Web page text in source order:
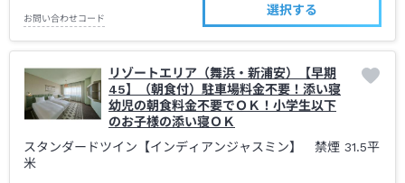
お問い合わせコード
選択する
リゾートエリア（舞浜・新浦安）【早期
45】（朝食付）駐車場料金不要！添い寝
幼児の朝食料金不要でＯＫ！小学生以下
のお子様の添い寝ＯＫ
スタンダードツイン【インディアンジャスミン】 禁煙 31.5平
米